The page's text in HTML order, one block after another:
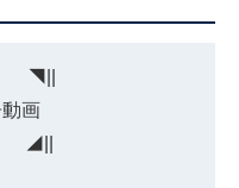
画